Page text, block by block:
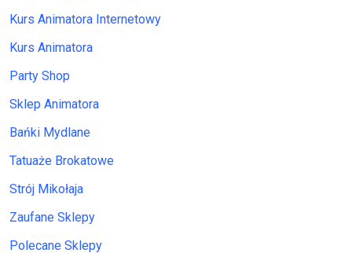
Kurs Animatora Internetowy
Kurs Animatora
Party Shop
Sklep Animatora
Bańki Mydlane
Tatuaże Brokatowe
Strój Mikołaja
Zaufane Sklepy
Polecane Sklepy